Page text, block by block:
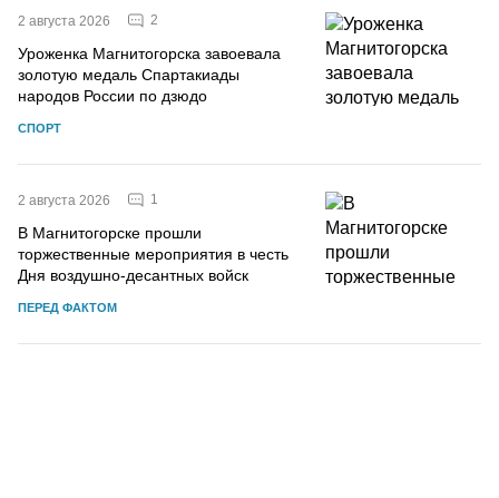
2 августа 2026 2
Уроженка Магнитогорска завоевала
золотую медаль Спартакиады
народов России по дзюдо
СПОРТ
2 августа 2026 1
В Магнитогорске прошли
торжественные мероприятия в честь
Дня воздушно-десантных войск
ПЕРЕД ФАКТОМ